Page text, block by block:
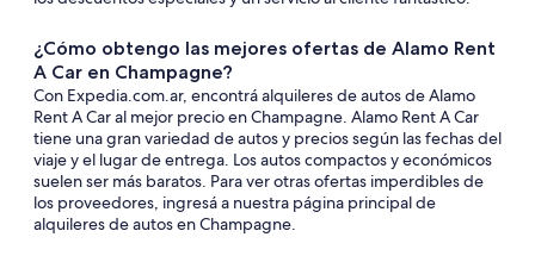
¿Cómo obtengo las mejores ofertas de Alamo Rent
A Car en Champagne?
Con Expedia.com.ar, encontrá alquileres de autos de Alamo
Rent A Car al mejor precio en Champagne. Alamo Rent A Car
tiene una gran variedad de autos y precios según las fechas del
viaje y el lugar de entrega. Los autos compactos y económicos
suelen ser más baratos. Para ver otras ofertas imperdibles de
los proveedores, ingresá a nuestra página principal de
alquileres de autos en Champagne.